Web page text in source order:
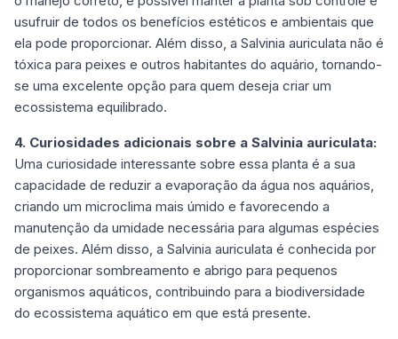
usufruir de todos os benefícios estéticos e ambientais que
ela pode proporcionar. Além disso, a Salvinia auriculata não é
tóxica para peixes e outros habitantes do aquário, tornando-
se uma excelente opção para quem deseja criar um
ecossistema equilibrado.
4. Curiosidades adicionais sobre a Salvinia auriculata:
Uma curiosidade interessante sobre essa planta é a sua
capacidade de reduzir a evaporação da água nos aquários,
criando um microclima mais úmido e favorecendo a
manutenção da umidade necessária para algumas espécies
de peixes. Além disso, a Salvinia auriculata é conhecida por
proporcionar sombreamento e abrigo para pequenos
organismos aquáticos, contribuindo para a biodiversidade
do ecossistema aquático em que está presente.